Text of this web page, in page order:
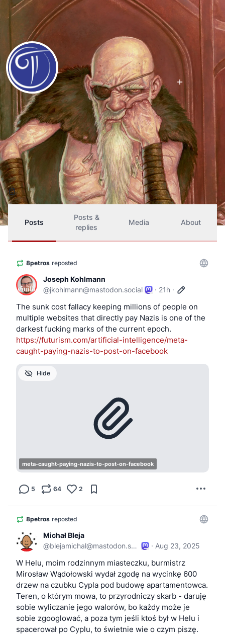
Follow
8petros
8petros@fe.disroot.org
30 Followers 50 Following
Free radical.
Old fart.
Cracking the system for a living.
A barbarian with overgrown brain.
Joined March 2026
Posts
Posts &
replies
Media About
8petros reposted
Joseph Kohlmann
@jkohlmann@mastodon.social · 21h ·
The sunk cost fallacy keeping millions of people on
multiple websites that directly pay Nazis is one of the
https://futurism.com/artificial-intelligence/meta-
caught-paying-nazis-to-post-on-facebook
Hide
meta-caught-paying-nazis-to-post-on-facebook
5 64 2
8petros reposted
Michał Bleja
@blejamichal@mastodon.social · Aug 23, 2025
W Helu, moim rodzinnym miasteczku, burmistrz
Mirosław Wądołowski wydał zgodę na wycinkę 600
drzew na czubku Cypla pod budowę apartamentowca.
Teren, o którym mowa, to przyrodniczy skarb - daruję
sobie wyliczanie jego walorów, bo każdy może je
sobie zgooglować, a poza tym jeśli ktoś był w Helu i
spacerował po Cyplu, to świetnie wie o czym piszę.